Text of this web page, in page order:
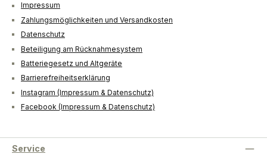
Impressum
Zahlungsmöglichkeiten und Versandkosten
Datenschutz
Beteiligung am Rücknahmesystem
Batteriegesetz und Altgeräte
Barrierefreiheitserklärung
Instagram (Impressum & Datenschutz)
Facebook (Impressum & Datenschutz)
Service